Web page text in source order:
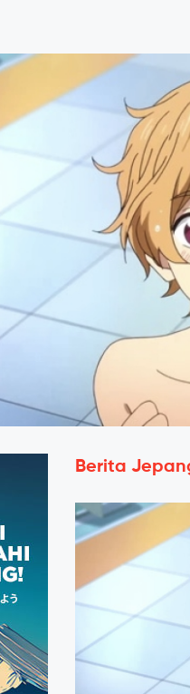
Berita